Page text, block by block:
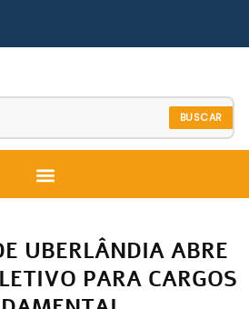
BUSCAR
Menu
UBERLÂNDIA ABRE
PARA CARGOS